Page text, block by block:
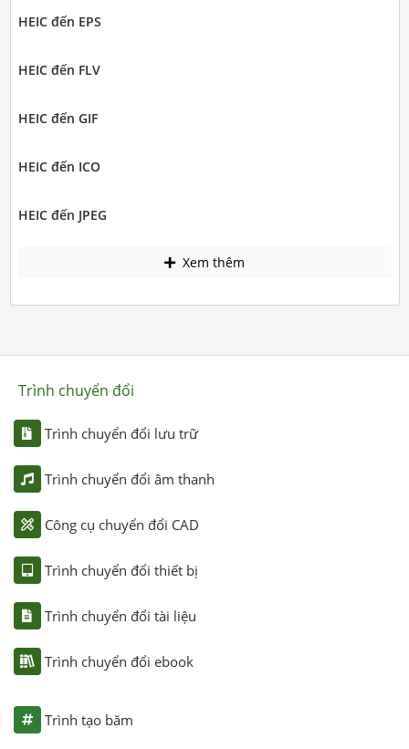
HEIC đến EPS
HEIC đến FLV
HEIC đến GIF
HEIC đến ICO
HEIC đến JPEG
Xem thêm
Trình chuyển đổi
Trình chuyển đổi lưu trữ
Trình chuyển đổi âm thanh
Công cụ chuyển đổi CAD
Trình chuyển đổi thiết bị
Trình chuyển đổi tài liệu
Trình chuyển đổi ebook
Trình tạo băm